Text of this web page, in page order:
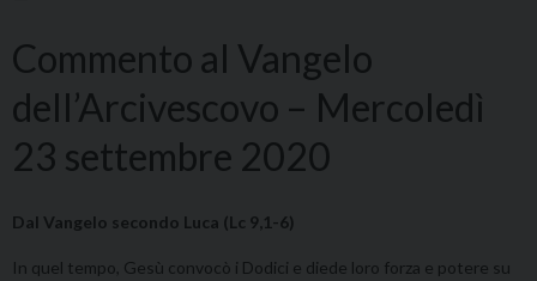
Commento al Vangelo
dell’Arcivescovo – Mercoledì
23 settembre 2020
Dal Vangelo secondo Luca (Lc 9,1-6)
In quel tempo, Gesù convocò i Dodici e diede loro forza e potere su